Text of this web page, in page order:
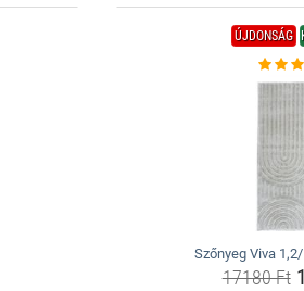
ÚJDONSÁG
Szőnyeg Viva
17180 Ft